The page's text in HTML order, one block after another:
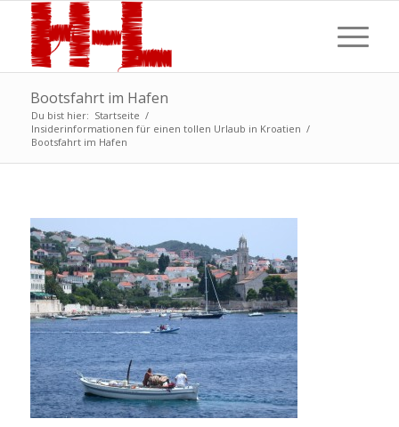
Bootsfahrt im Hafen
Du bist hier: Startseite /
Insiderinformationen für einen tollen Urlaub in Kroatien /
Bootsfahrt im Hafen